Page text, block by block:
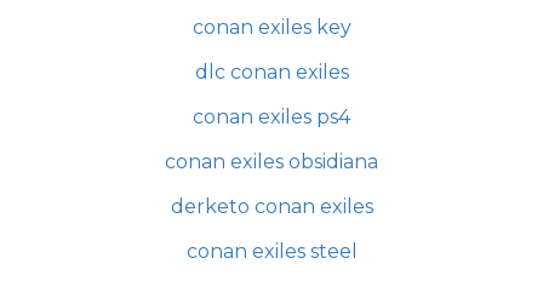
conan exiles key
dlc conan exiles
conan exiles ps4
conan exiles obsidiana
derketo conan exiles
conan exiles steel